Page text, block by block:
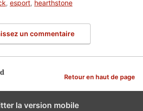
, esport, hearthstone
un commentaire
Retour en haut de page
la version mobile